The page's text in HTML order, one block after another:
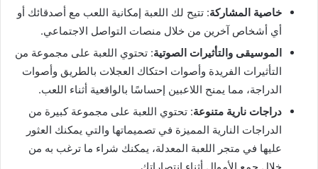
خاصية المشاركة: تتيح لك اللعبة إمكانية اللعب مع أصدقائك أو
أي أشخاص آخرين من خلال منصات التواصل الاجتماعي.
الموسيقى والتأثيرات الصوتية: تحتوي اللعبة على مجموعة من
التأثيرات الفريدة وأصوات احتكاك العجلات بالطريق وأصوات
الدراجة، مما يمنح اللاعبين إحساسًا بالواقعية أثناء اللعب.
دراجات نارية متنوعة: تحتوي اللعبة على مجموعة كبيرة من
الدراجات النارية المميزة في تصميماتها والتي يمكنك العثور
عليها في متجر اللعبة المعدلة، يمكنك شراء ما ترغب به من
خلال جمع الأموال أثناء انتصاراتك.